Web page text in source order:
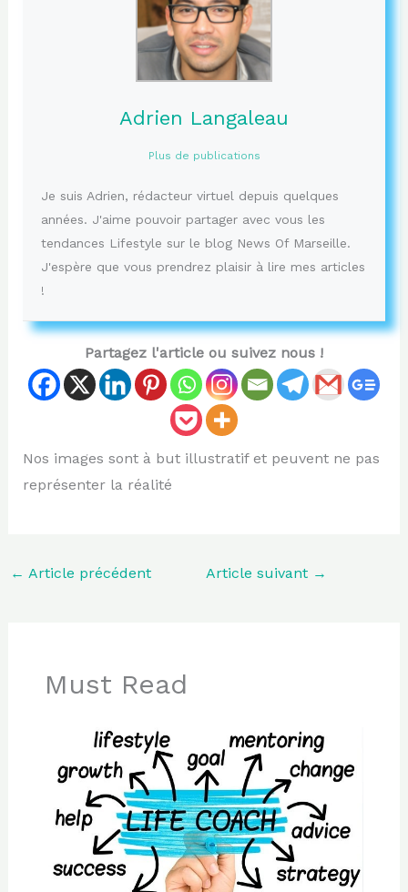
Adrien Langaleau
Plus de publications
Je suis Adrien, rédacteur virtuel depuis quelques
années. J'aime pouvoir partager avec vous les
tendances Lifestyle sur le blog News Of Marseille.
J'espère que vous prendrez plaisir à lire mes articles
!
Partagez l'article ou suivez nous !
Nos images sont à but illustratif et peuvent ne pas
représenter la réalité
← Article précédent Article suivant →
Must Read